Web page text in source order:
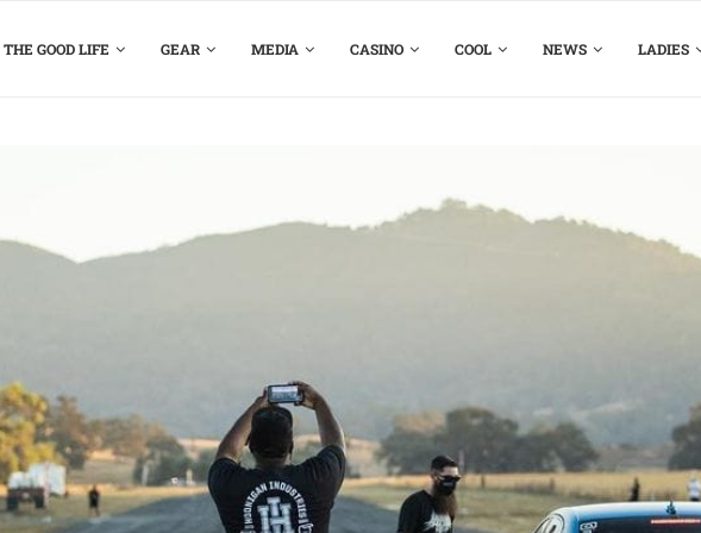
THE GOOD LIFE GEAR MEDIA CASINO COOL NEWS LADIES